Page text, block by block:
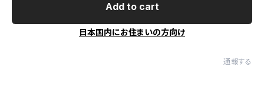
Add to cart
日本国内にお住まいの方向け
通報する